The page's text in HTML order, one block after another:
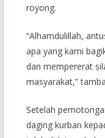
royong.
“Alhamdulillah,
apa yang kami
dan mempererat
masyarakat,”
Setelah
daging kurban